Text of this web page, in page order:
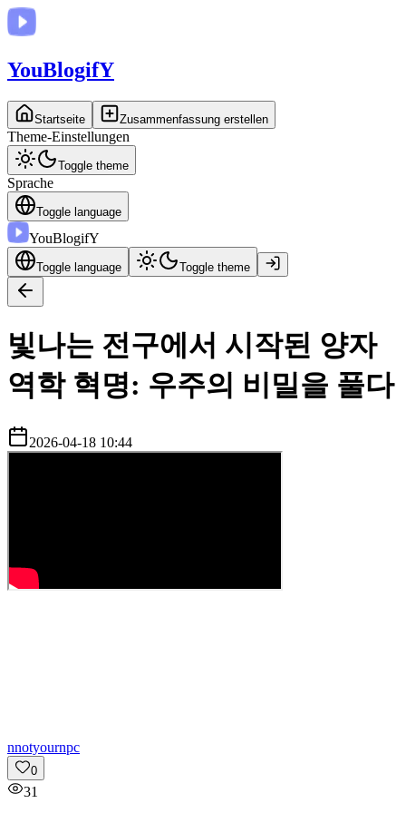
YouBlogifY
Startseite Zusammenfassung erstellen
Theme-Einstellungen
Toggle theme
Sprache
Toggle language
YouBlogifY
Toggle language Toggle theme
빛나는 전구에서 시작된 양자
역학 혁명: 우주의 비밀을 풀다
2026-04-18 10:44
nnotyournpc
0
31